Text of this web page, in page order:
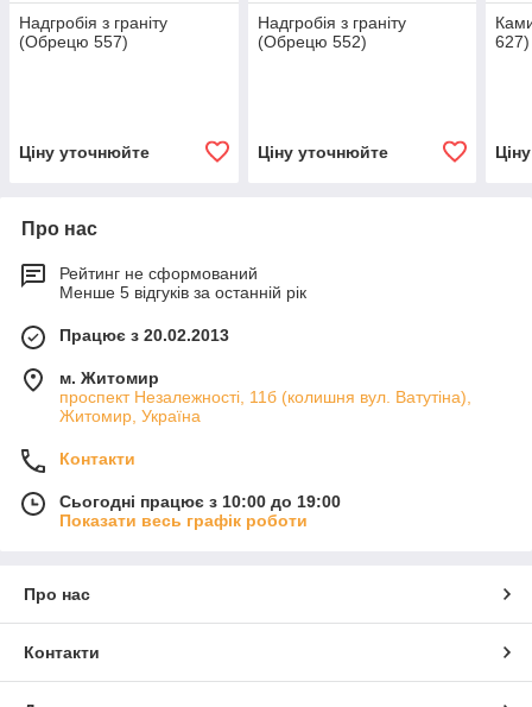
Надгробія з граніту
(Обрецю 557)
Ціну уточнюйте
Надгробія з граніту
(Обрецю 552)
Ціну уточнюйте
627)
Про нас
Рейтинг не сформований
Менше 5 відгуків за останній рік
Працює з 20.02.2013
м. Житомир
проспект Незалежності, 11б (колишня вул. Ватутіна),
Житомир, Україна
Контакти
Сьогодні працює з 10:00 до 19:00
Показати весь графік роботи
Про нас
Контакти